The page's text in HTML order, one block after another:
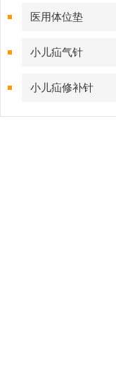
医用体位垫
小儿疝气针
小儿疝修补针